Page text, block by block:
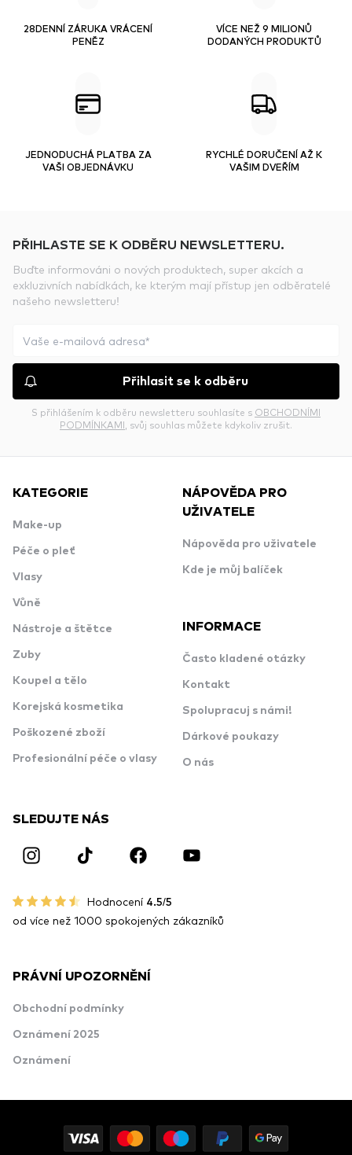
28DENNÍ ZÁRUKA VRÁCENÍ
PENĚZ
VÍCE NEŽ 9 MILIONŮ
DODANÝCH PRODUKTŮ
JEDNODUCHÁ PLATBA ZA
VAŠI OBJEDNÁVKU
RYCHLÉ DORUČENÍ AŽ K
VAŠIM DVEŘÍM
PŘIHLASTE SE K ODBĚRU NEWSLETTERU.
Buďte informováni o nových produktech, super akcích a
exkluzivních nabídkách, ke kterým mají přístup jen odběratelé
našeho newsletteru!
Přihlasit se k odběru
S přihlášením k odběru newsletteru souhlasíte s OBCHODNÍMI
PODMÍNKAMI , svůj souhlas můžete kdykoliv zrušit.
KATEGORIE
Make-up
Péče o pleť
Vlasy
Vůně
Nástroje a štětce
Zuby
Koupel a tělo
Korejská kosmetika
Poškozené zboží
Profesionální péče o vlasy
NÁPOVĚDA PRO
UŽIVATELE
Nápověda pro uživatele
Kde je můj balíček
INFORMACE
Často kladené otázky
Kontakt
Spolupracuj s námi!
Dárkové poukazy
O nás
SLEDUJTE NÁS
Hodnocení 4.5/5
od více než 1000 spokojených zákazníků
PRÁVNÍ UPOZORNĚNÍ
Obchodní podmínky
Oznámení 2025
Oznámení